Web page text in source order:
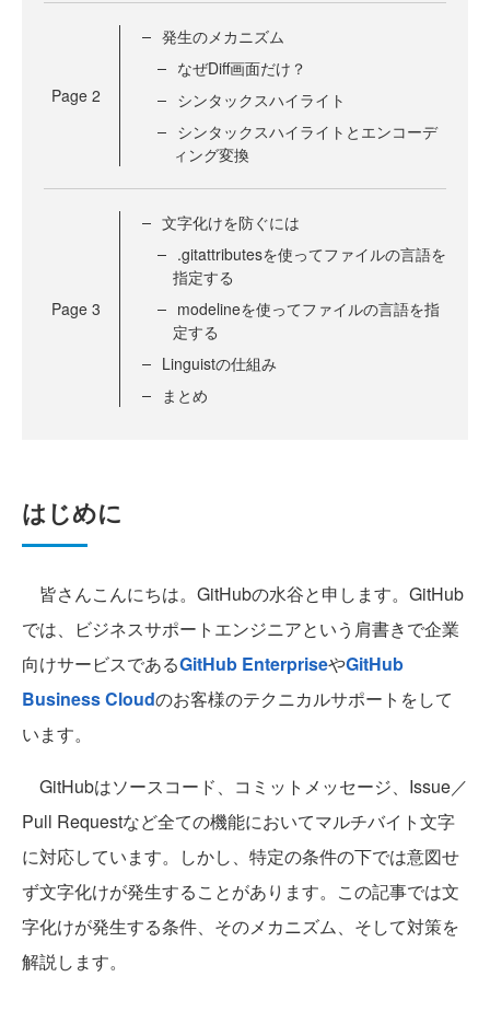
Page 2
発生のメカニズム
なぜDiff画面だけ？
シンタックスハイライト
シンタックスハイライトとエンコーデ
ィング変換
Page 3
文字化けを防ぐには
.gitattributesを使ってファイルの言語を
指定する
modelineを使ってファイルの言語を指
定する
Linguistの仕組み
まとめ
はじめに
皆さんこんにちは。GitHubの水谷と申します。GitHub
では、ビジネスサポートエンジニアという肩書きで企業
向けサービスであるGitHub EnterpriseやGitHub
Business Cloudのお客様のテクニカルサポートをして
います。
GitHubはソースコード、コミットメッセージ、Issue／
Pull Requestなど全ての機能においてマルチバイト文字
に対応しています。しかし、特定の条件の下では意図せ
ず文字化けが発生することがあります。この記事では文
字化けが発生する条件、そのメカニズム、そして対策を
解説します。